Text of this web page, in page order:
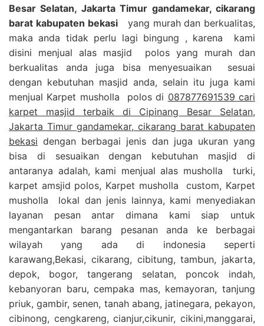
Besar Selatan, Jakarta Timur gandamekar, cikarang
barat kabupaten bekasiyang murah dan berkualitas,
maka anda tidak perlu lagi bingung , karena kami
disini menjual alas masjid polos yang murah dan
berkualitas anda juga bisa menyesuaikan sesuai
dengan kebutuhan masjid anda, selain itu juga kami
menjual Karpet musholla polos di 087877691539 cari
karpet masjid terbaik di Cipinang Besar Selatan,
Jakarta Timur gandamekar, cikarang barat kabupaten
bekasi dengan berbagai jenis dan juga ukuran yang
bisa di sesuaikan dengan kebutuhan masjid di
antaranya adalah, kami menjual alas musholla turki,
karpet amsjid polos, Karpet musholla custom, Karpet
musholla lokal dan jenis lainnya, kami menyediakan
layanan pesan antar dimana kami siap untuk
mengantarkan barang pesanan anda ke berbagai
wilayah yang ada di indonesia seperti
karawang,Bekasi, cikarang, cibitung, tambun, jakarta,
depok, bogor, tangerang selatan, poncok indah,
kebanyoran baru, cempaka mas, kemayoran, tanjung
priuk, gambir, senen, tanah abang, jatinegara, pekayon,
cibinong, cengkareng, cianjur,cikunir, cikini,manggarai,